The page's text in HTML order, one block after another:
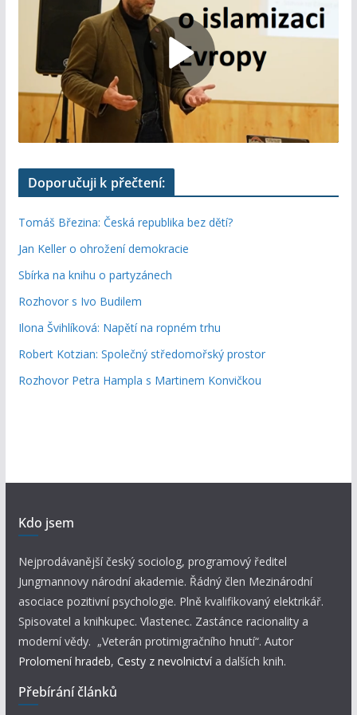
Doporučuji k přečtení:
Tomáš Březina: Česká republika bez dětí?
Jan Keller o ohrožení demokracie
Sbírka na knihu o partyzánech
Rozhovor s Ivo Budilem
Ilona Švihlíková: Napětí na ropném trhu
Robert Kotzian: Společný středomořský prostor
Rozhovor Petra Hampla s Martinem Konvičkou
Kdo jsem
Nejprodávanější český sociolog, programový ředitel
Jungmannovy národní akademie. Řádný člen Mezinárodní
asociace pozitivní psychologie. Plně kvalifikovaný elektrikář.
Spisovatel a knihkupec. Vlastenec. Zastánce racionality a
moderní vědy. „Veterán protimigračního hnutí“. Autor
Prolomení hradeb, Cesty z nevolnictví a dalších knih.
Přebírání článků